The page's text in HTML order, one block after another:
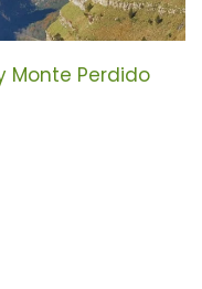
Monte Perdido